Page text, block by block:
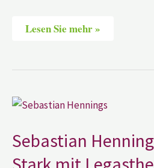
Lesen Sie mehr »
Sebastian
Sebastian
Hennings
Beamter
–
Stark
mit